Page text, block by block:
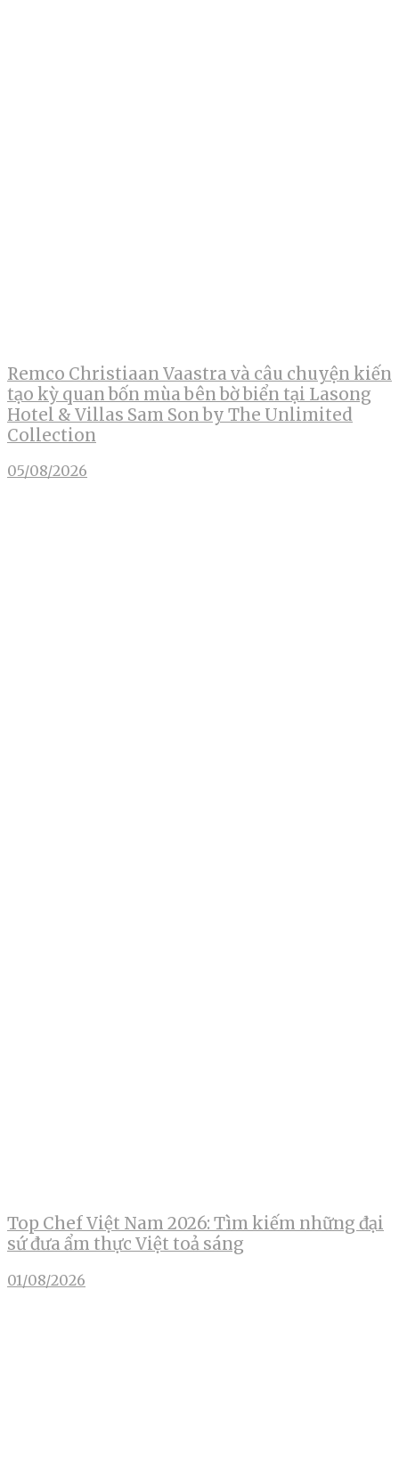
Remco Christiaan Vaastra và câu chuyện kiến
tạo kỳ quan bốn mùa bên bờ biển tại Lasong
Hotel & Villas Sam Son by The Unlimited
Collection
05/08/2026
Top Chef Việt Nam 2026: Tìm kiếm những đại
sứ đưa ẩm thực Việt toả sáng
01/08/2026